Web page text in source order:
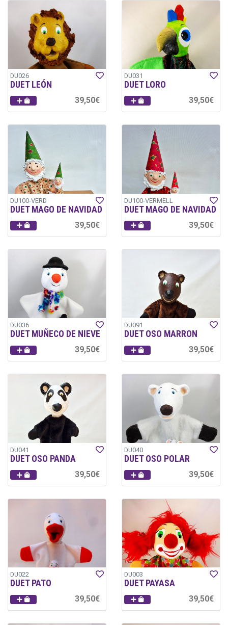
DU026
DUET LEÓN
39,50€
DU031
DUET LORO
39,50€
DU100-VERD
DUET MAGO DE NAVIDAD
39,50€
DU100-VERMELL
DUET MAGO DE NAVIDAD
39,50€
DU036
DUET MUÑECO DE NIEVE
39,50€
DU091
DUET OSO MARRON
39,50€
DU041
DUET OSO PANDA
39,50€
DU040
DUET OSO POLAR
39,50€
DU022
DUET PATO
39,50€
DU003
DUET PAYASA
39,50€